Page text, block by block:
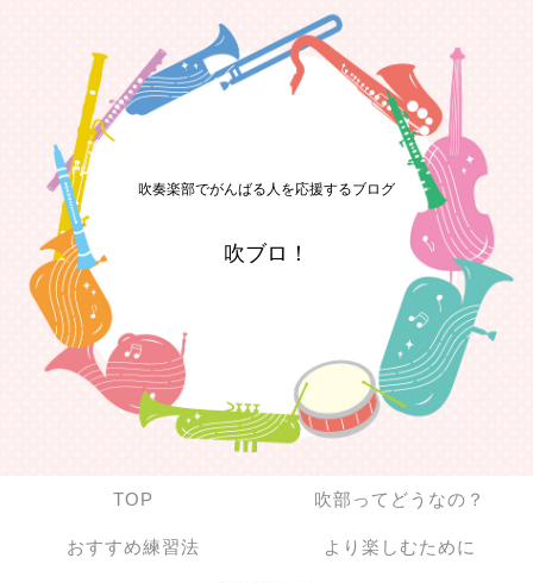
吹奏楽部でがんばる人を応援するブログ
吹ブロ！
TOP 吹部ってどうなの？
おすすめ練習法 より楽しむために